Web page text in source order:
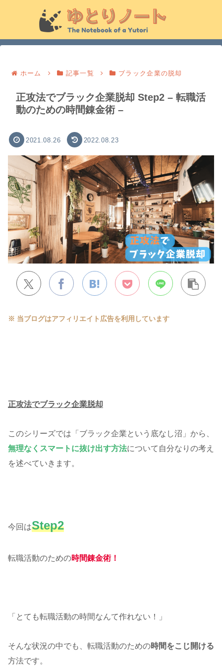
ホーム 記事一覧 ブラック企業の脱却
正攻法でブラック企業脱却 Step2 – 転職活
動のための時間錬金術 –
2021.08.26 2022.08.23
※ 当ブログはアフィリエイト広告を利用しています
正攻法でブラック企業脱却
このシリーズでは「ブラック企業という底なし沼」から、
無理なくスマートに抜け出す方法について自分なりの考え
を述べていきます。
今回はStep2
転職活動のための時間錬金術！
「とても転職活動の時間なんて作れない！」
そんな状況の中でも、転職活動のための時間をこじ開ける
方法です。